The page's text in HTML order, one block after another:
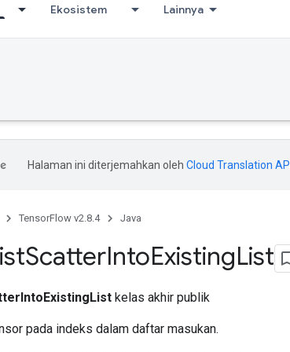
Ekosistem Lainnya
Halaman ini diterjemahkan oleh Cloud Translation API
TensorFlow v2.8.4 Java
ScatterIntoExistingList
kelas akhir publik
pada indeks dalam daftar masukan.